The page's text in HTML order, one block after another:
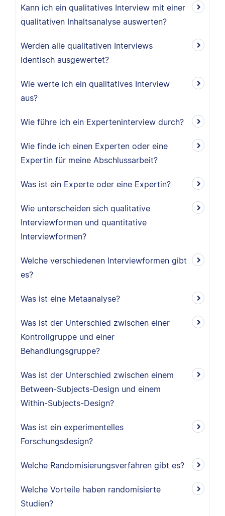
Kann ich ein qualitatives Interview mit einer
qualitativen Inhaltsanalyse auswerten?
Werden alle qualitativen Interviews
identisch ausgewertet?
Wie werte ich ein qualitatives Interview
aus?
Wie führe ich ein Experteninterview durch?
Wie finde ich einen Experten oder eine
Expertin für meine Abschlussarbeit?
Was ist ein Experte oder eine Expertin?
Wie unterscheiden sich qualitative
Interviewformen und quantitative
Interviewformen?
Welche verschiedenen Interviewformen gibt
es?
Was ist eine Metaanalyse?
Was ist der Unterschied zwischen einer
Kontrollgruppe und einer
Behandlungsgruppe?
Was ist der Unterschied zwischen einem
Between-Subjects-Design und einem
Within-Subjects-Design?
Was ist ein experimentelles
Forschungsdesign?
Welche Randomisierungsverfahren gibt es?
Welche Vorteile haben randomisierte
Studien?